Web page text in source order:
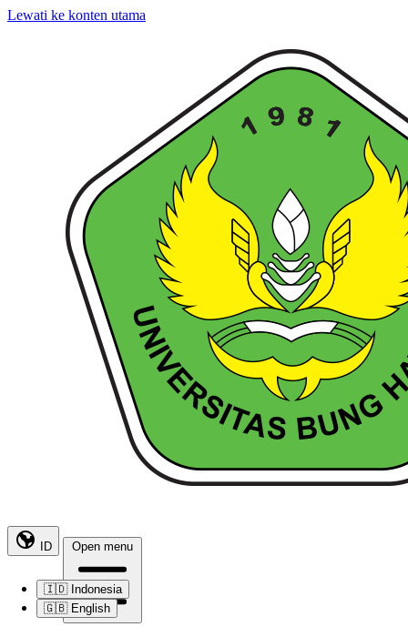
Lewati ke konten utama
ID
🇮🇩 Indonesia
🇬🇧 English
Open menu